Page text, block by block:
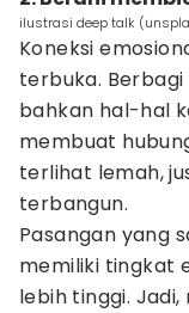
ilustrasi deep talk
Koneksi
terbuka.
bahkan hal-hal
membuat
terlihat lemah,
terbangun.
Pasangan yang
memiliki tingkat
lebih tinggi.